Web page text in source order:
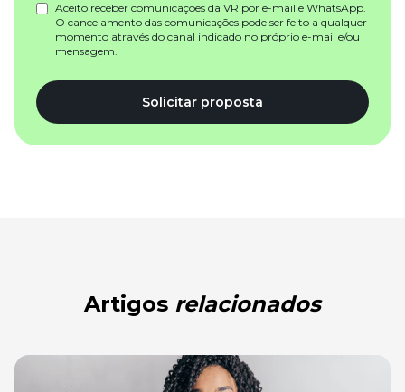
Aceito receber comunicações da VR por e-mail e WhatsApp.
O cancelamento das comunicações pode ser feito a qualquer
momento através do canal indicado no próprio e-mail e/ou
mensagem.
Solicitar proposta
Artigos relacionados